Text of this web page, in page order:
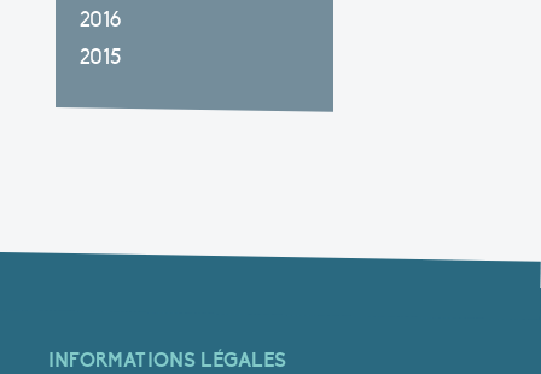
2016
2015
INFORMATIONS LÉGALES